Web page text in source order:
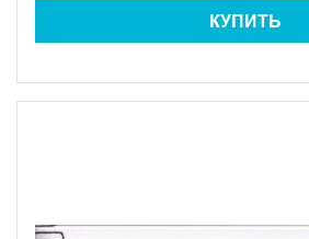
КУПИТЬ